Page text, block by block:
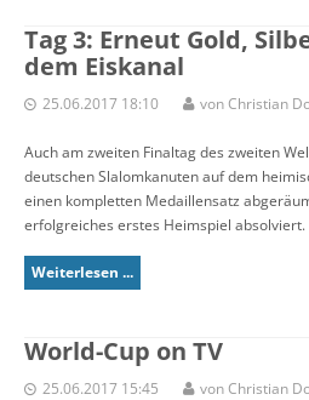
Tag 3: Erneut Gold,
dem Eiskanal
25.06.2017 18:10 von Christian
Auch am zweiten Finaltag des zweiten
deutschen Slalomkanuten auf dem
einen kompletten Medaillensatz
erfolgreiches erstes Heimspiel absolviert.
Weiterlesen ...
World-Cup on TV
25.06.2017 15:45 von Christian